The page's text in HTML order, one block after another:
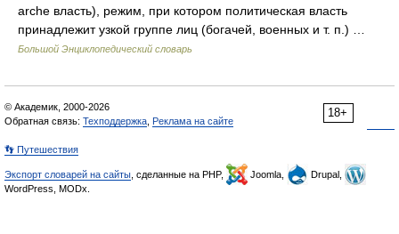
arche власть), режим, при котором политическая власть
принадлежит узкой группе лиц (богачей, военных и т. п.) …
Большой Энциклопедический словарь
18+
© Академик, 2000-2026
Обратная связь: Техподдержка Реклама на сайте
👣 Путешествия
Экспорт словарей на сайты , сделанные на PHP, Joomla,
Drupal,
WordPress, MODx.